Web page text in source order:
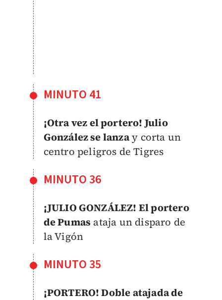
MINUTO 41
¡Otra vez el portero! Julio
González se lanzay corta un
centro peligros de Tigres
MINUTO 36
¡JULIO GONZÁLEZ! El portero
de Pumas ataja un disparo de
la Vigón
MINUTO 35
¡PORTERO! Doble atajada de